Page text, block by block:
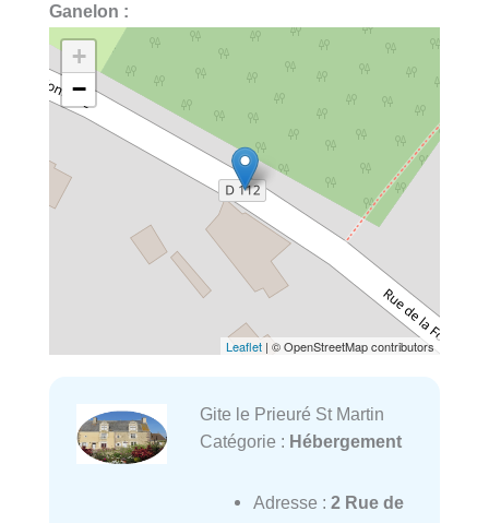
Ganelon :
+
−
Leaflet | © OpenStreetMap contributors
Gite le Prieuré St Martin
Catégorie : Hébergement
Adresse : 2 Rue de